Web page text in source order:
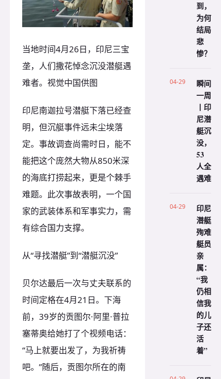
当地时间4月26日，印尼三宝
垄，人们撒花悼念沉没潜艇遇
难者。视觉中国供图
印尼南迦拉号潜艇下落已经查
明，但沉艇事件远未尘埃落
定。事故调查尚需时日，能不
能把这个庞然大物从850米深
的海底打捞起来，更是个棘手
难题。此次事故表明，一个国
家的武装体系和军事实力，需
有综合国力支撑。
从“寻找潜艇”到“潜艇沉没”
贝尔达最后一次与丈夫联系的
时间定格在4月21日。下海
前，39岁的贡图尔·阿里·普拉
塞蒂奥给她打了个视频电话：
“马上就要出发了，为我祈祷
吧。”随后，贡图尔所在的南
到，
为何
结局
悲
惨？
04-29
瞬间
一周
丨印
尼潜
艇沉
没，
53
人全
遇难
04-29
印尼
潜艇
殉难
艇员
亲
属：
“我
仍相
信我
的儿
子还
活
着”